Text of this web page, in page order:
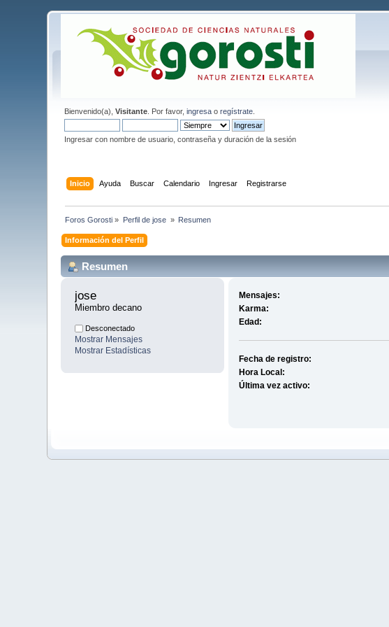
Bienvenido(a),Visitante . Por favor,ingresa oregístrate
Ingresar con nombre de usuario, contraseña y duración de la sesión
Inicio Ayuda Buscar Calendario Ingresar Registrarse
Foros Gorosti » Perfil de jose » Resumen
Información del Perfil
Resumen
jose
Miembro decano
Desconectado
Mostrar Mensajes
Mostrar Estadísticas
Mensajes:
Karma:
Edad:
Fecha de registro:
Hora Local:
Última vez activo: